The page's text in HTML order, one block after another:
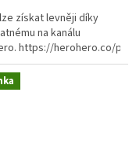
získat levněji díky
na kanálu
https://herohero.co/